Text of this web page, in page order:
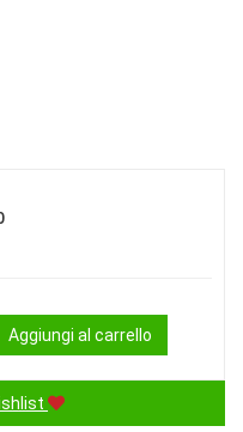
Aggiungi al carrello